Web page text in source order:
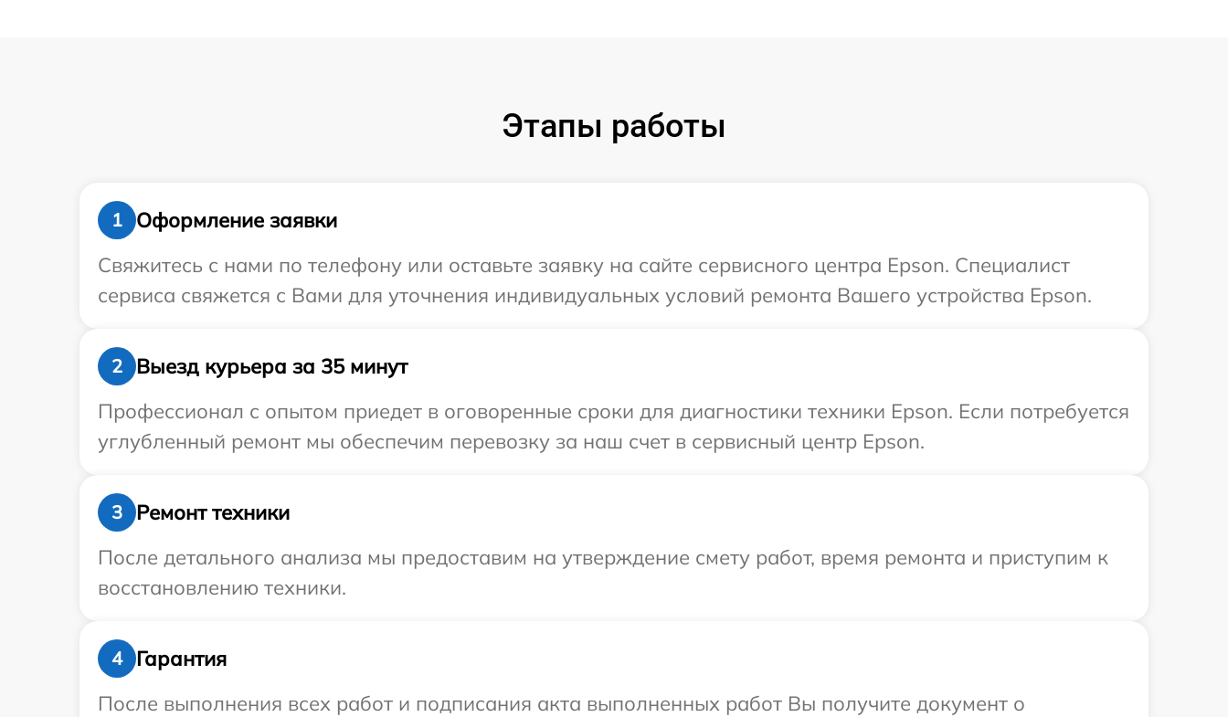
Этапы работы
1
Оформление заявки
Свяжитесь с нами по телефону или оставьте заявку на сайте сервисного центра Epson. Специалист
сервиса свяжется с Вами для уточнения индивидуальных условий ремонта Вашего устройства Epson.
2
Выезд курьера за 35 минут
Профессионал с опытом приедет в оговоренные сроки для диагностики техники Epson. Если потребуется
углубленный ремонт мы обеспечим перевозку за наш счет в сервисный центр Epson.
3
Ремонт техники
После детального анализа мы предоставим на утверждение смету работ, время ремонта и приступим к
восстановлению техники.
4
Гарантия
После выполнения всех работ и подписания акта выполненных работ Вы получите документ о